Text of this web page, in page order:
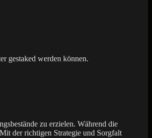
gestaked werden können.
zu erzielen. Während die
der richtigen Strategie und Sorgfalt